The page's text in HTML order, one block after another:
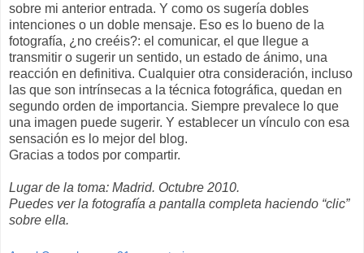
sobre mi anterior entrada. Y como os sugería dobles
intenciones o un doble mensaje. Eso es lo bueno de la
fotografía, ¿no creéis?: el comunicar, el que llegue a
transmitir o sugerir un sentido, un estado de ánimo, una
reacción en definitiva. Cualquier otra consideración, incluso
las que son intrínsecas a la técnica fotográfica, quedan en
segundo orden de importancia. Siempre prevalece lo que
una imagen puede sugerir. Y establecer un vínculo con esa
sensación es lo mejor del blog.
Gracias a todos por compartir.
Lugar de la toma: Madrid. Octubre 2010.
Puedes ver la fotografía a pantalla completa haciendo “clic”
sobre ella.